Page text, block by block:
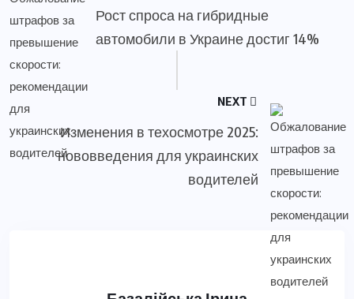
Рост спроса на гибридные
автомобили в Украине достиг 14%
NEXT
Изменения в техосмотре 2025:
нововведения для украинских
водителей